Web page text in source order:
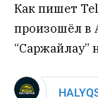
Как пишет
произошёл в
“Саржайлау”